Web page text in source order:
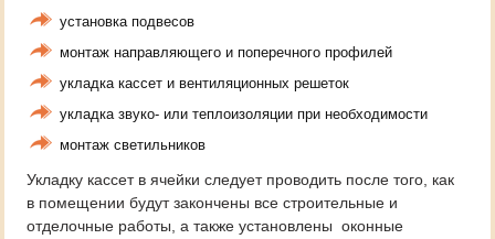
установка подвесов
монтаж направляющего и поперечного профилей
укладка кассет и вентиляционных решеток
укладка звуко- или теплоизоляции при необходимости
монтаж светильников
Укладку кассет в ячейки следует проводить после того, как
в помещении будут закончены все строительные и
отделочные работы, а также установлены оконные